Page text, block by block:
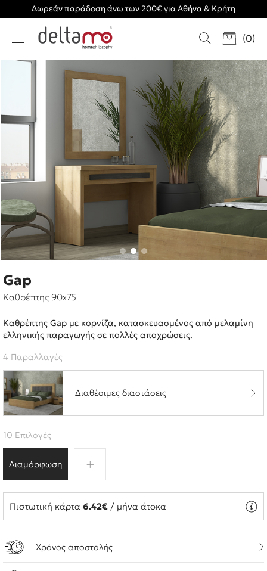
Δωρεάν παράδοση άνω των 200€ για Αθήνα & Κρήτη
(0)
Gap
Καθρέπτης 90x75
Καθρέπτης Gap με κορνίζα, κατασκευασμένος από μελαμίνη
ελληνικής παραγωγής σε πολλές αποχρώσεις.
4 Παραλλαγές
Διαθέσιμες διαστάσεις
Διαμόρφωση
10 Επιλογές
Πιστωτική κάρτα 6.42€ / μήνα άτοκα
Χρόνος αποστολής